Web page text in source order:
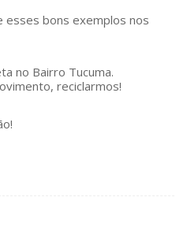
esses bons exemplos nos
no Bairro Tucuma.
reciclarmos!